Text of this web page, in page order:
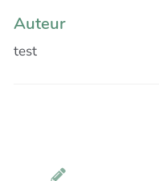
Auteur
test